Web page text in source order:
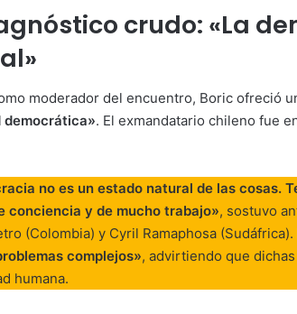
crudo: «La
moderador del encuentro, Boric ofreció
democrática». El exmandatario chileno fue
no es un estado natural de las cosas.
conciencia y de mucho trabajo», sostuvo
(Colombia) y Cyril Ramaphosa
complejos», advirtiendo que
humana.